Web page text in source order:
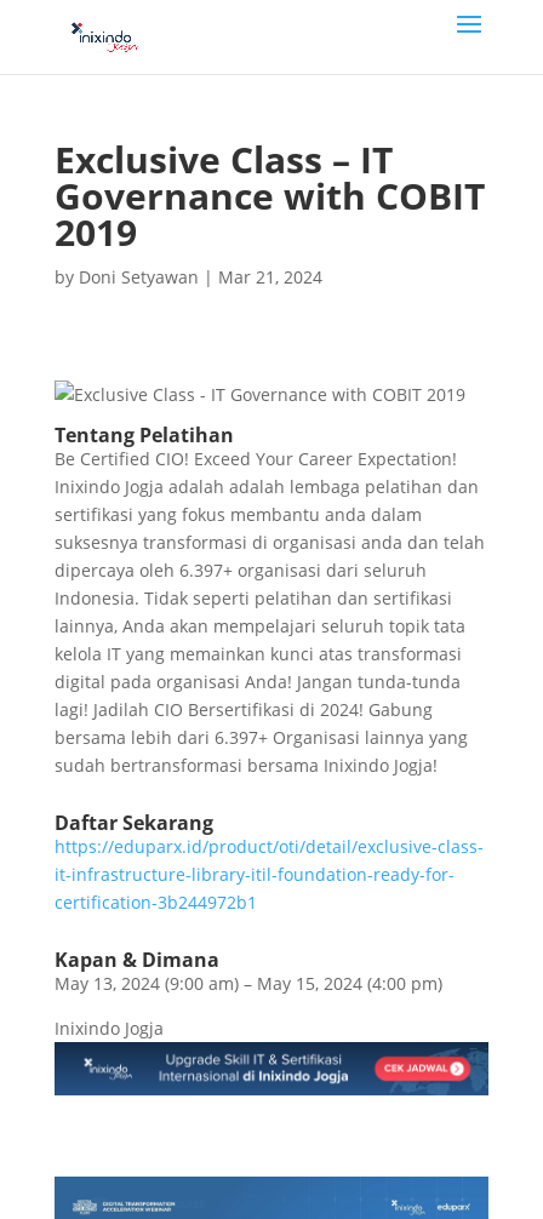
Exclusive Class – IT
Governance with COBIT
2019
by Doni Setyawan | Mar 21, 2024
Tentang Pelatihan
Be Certified CIO! Exceed Your Career Expectation!
Inixindo Jogja adalah adalah lembaga pelatihan dan
sertifikasi yang fokus membantu anda dalam
suksesnya transformasi di organisasi anda dan telah
dipercaya oleh 6.397+ organisasi dari seluruh
Indonesia. Tidak seperti pelatihan dan sertifikasi
lainnya, Anda akan mempelajari seluruh topik tata
kelola IT yang memainkan kunci atas transformasi
digital pada organisasi Anda! Jangan tunda-tunda
lagi! Jadilah CIO Bersertifikasi di 2024! Gabung
bersama lebih dari 6.397+ Organisasi lainnya yang
sudah bertransformasi bersama Inixindo Jogja!
Daftar Sekarang
https://eduparx.id/product/oti/detail/exclusive-class-
it-infrastructure-library-itil-foundation-ready-for-
certification-3b244972b1
Kapan & Dimana
May 13, 2024 (9:00 am) – May 15, 2024 (4:00 pm)
Inixindo Jogja